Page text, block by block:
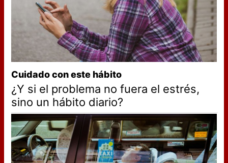
Cuidado con este hábito
¿Y si el problema no fuera el estrés,
sino un hábito diario?